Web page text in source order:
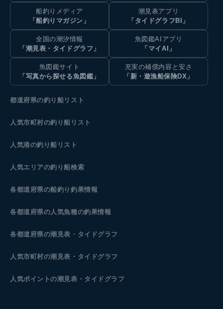
船釣りメディア
「船釣りマガジン」
潮見表アプリ
「タイドグラフBI」
全国の潮汐情報
「潮見表・タイドグラフ」
魚図鑑AIアプリ
「マイAI」
魚図鑑サイト
「写真から探せる魚図鑑」
充実の補償内容と安さ
「新・遊漁船保険DX」
都道府県の釣り船リスト
人気市町村の釣り船リスト
人気港の釣り船リスト
人気エリアの釣り船検索
各都道府県の船釣り釣果情報
各都道府県の人気魚種の釣果情報
各都道府県の潮見表 ・タイドグラフ
人気市町村の潮見表・タイドグラフ
人気ポイントの潮見表・タイドグラフ